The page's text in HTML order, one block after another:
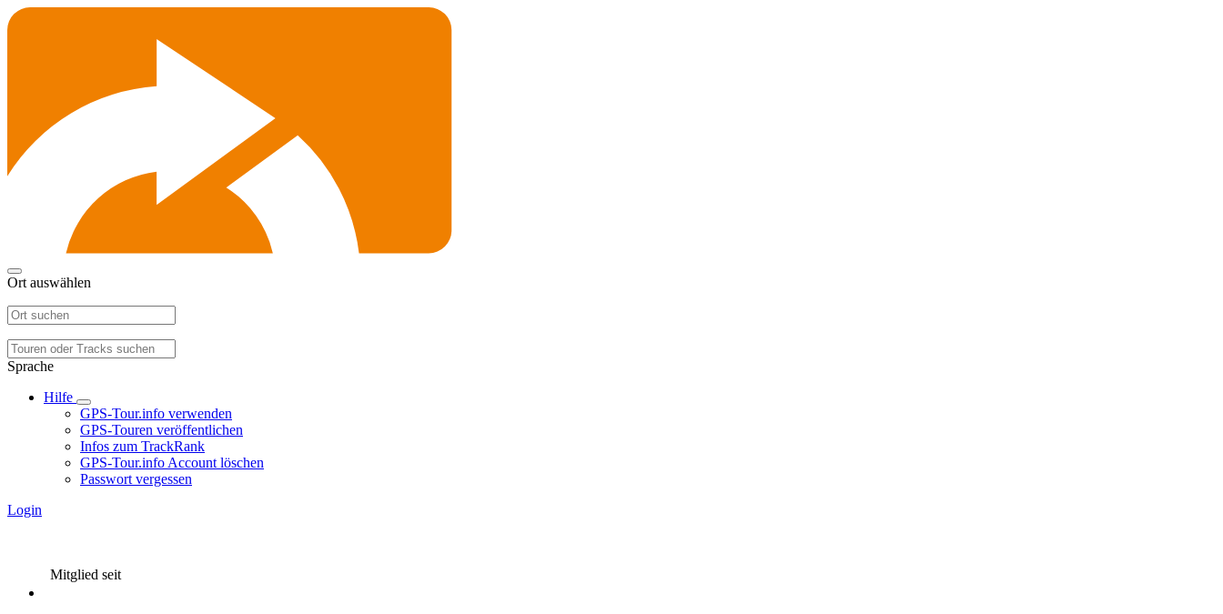
Ort auswählen
Sprache
Hilfe
GPS-Tour.info verwenden
GPS-Touren veröffentlichen
Infos zum TrackRank
GPS-Tour.info Account löschen
Passwort vergessen
Login
Mitglied seit